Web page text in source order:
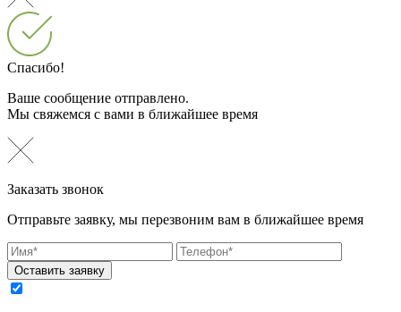
Спасибо!
Ваше сообщение отправлено.
Мы свяжемся с вами в ближайшее время
Заказать звонок
Отправьте заявку, мы перезвоним вам в ближайшее время
Оставить заявку